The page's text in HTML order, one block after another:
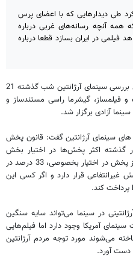
کرد طی دیدارهایی که با اعضای پرس
آنچه رسانه‌های غربی درباره
فیلمی در ایران بسازد قطعا درباره
به گزارش خبرگزاری مهر، نشست تخصصی بررسی سینمای آرژانتین شب گذشته 21
و فیلمساز، گیشرما راسی مستندساز و
آزادی برگزار شد.
سینمای آرژانتین گفت: قانون پخش
گذشته اکثر پخش‌ها در اختیار بخش
خصوصی بود اما با قانون جدید 33 درصد از پخش در اختیار بخصوصی، 33 درصد در
بخش غیرانتفاعی قرار دارد و اگر کسی این
پرداخت کند.
در سینما می‌تواند سایه سنگین
آمریکا وجود دارد اما فیلم‌هایی
می‌شوند مورد توجه مردم آرژانتین
دست آورد.